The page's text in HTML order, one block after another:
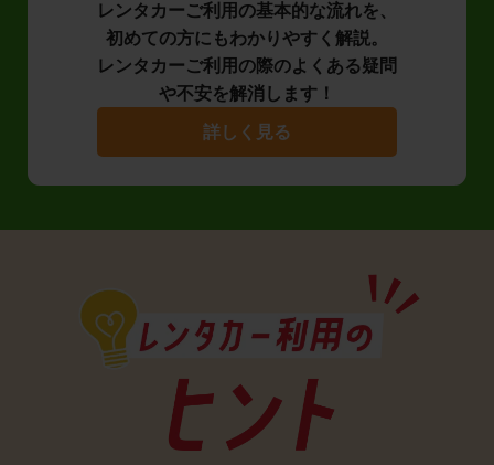
レンタカーご利用の基本的な流れを、
初めての方にもわかりやすく解説。
レンタカーご利用の際のよくある疑問
や不安を解消します！
詳しく見る